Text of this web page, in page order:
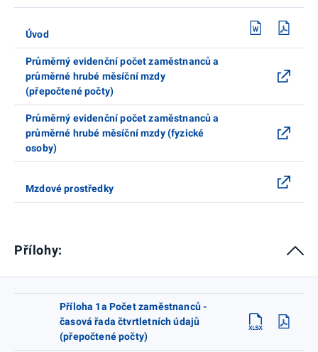
Úvod
Průměrný evidenční počet zaměstnanců a
průměrné hrubé měsíční mzdy
(přepočtené počty)
Průměrný evidenční počet zaměstnanců a
průměrné hrubé měsíční mzdy (fyzické
osoby)
Mzdové prostředky
Přílohy:
Příloha 1a Počet zaměstnanců -
časová řada čtvrtletních údajů
(přepočtené počty)